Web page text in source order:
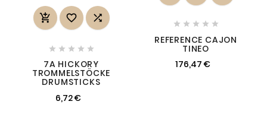
  
    
7A HICKORY
TROMMELSTÖCKE
DRUMSTICKS
6,72 €
    
REFERENCE CAJON
TINEO
176,47 €